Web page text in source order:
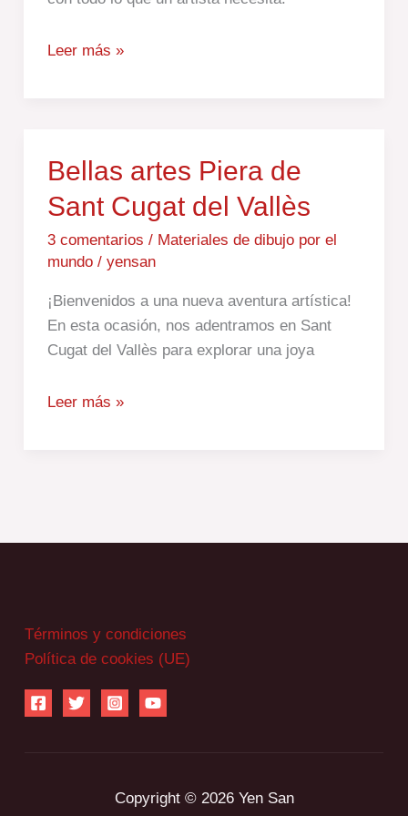
Leer más »
Bellas artes Piera de
Sant Cugat del Vallès
3 comentarios / Materiales de dibujo por el
mundo/ yensan
¡Bienvenidos a una nueva aventura artística!
En esta ocasión, nos adentramos en Sant
Cugat del Vallès para explorar una joya
Bellas
Piera
de
Sant
del
Vallès
Leer más »
Términos y condiciones
Política de cookies (UE)
Copyright © 2026 Yen San